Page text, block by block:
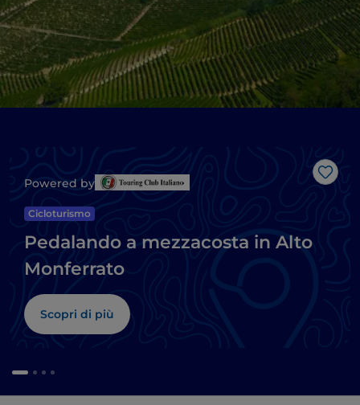
Like
Powered by
Cicloturismo
Pedalando a mezzacosta in Alto
Monferrato
Scopri di più